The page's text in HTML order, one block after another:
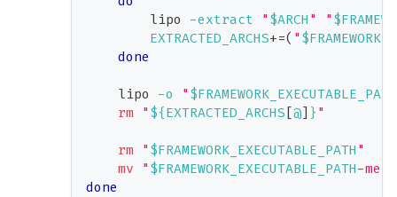
        lipo
-extract " $ARCH " "
EXTRACTED_ARCHS+=( "
done
    lipo
-o " $FRAMEWORK_EXECUTABLE_PATH
rm " ${EXTRACTED_ARCHS[@] } "
rm " $FRAMEWORK_EXECUTABLE_PATH "
mv " $FRAMEWORK_EXECUTABLE_PATH-
done